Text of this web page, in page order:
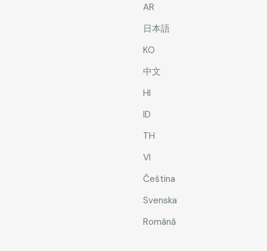
AR
日本語
KO
中文
HI
ID
TH
VI
Čeština
Svenska
Română